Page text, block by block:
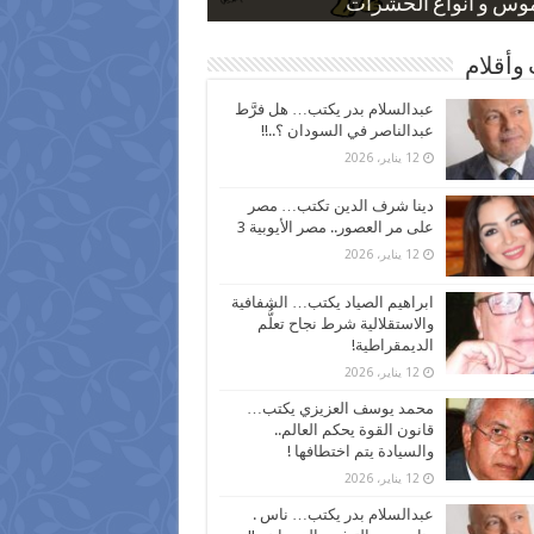
و أنواع الحشرات
بعد ارتفاع الأسعار
نسبة الطلاق في مصر
كاركاتيرية
كاركاتيرية
وأقلام
عبدالسلام بدر يكتب… هل فرَّط
عبدالناصر في السودان ؟..!!
12 يناير، 2026
دينا شرف الدين تكتب… مصر
على مر العصور.. مصر الأيوبية 3
12 يناير، 2026
ابراهيم الصياد يكتب… الشفافية
والاستقلالية شرط نجاح تعلُّم
الديمقراطية!
12 يناير، 2026
محمد يوسف العزيزي يكتب…
قانون القوة يحكم العالم..
والسيادة يتم اختطافها !
12 يناير، 2026
عبدالسلام بدر يكتب… ناس .